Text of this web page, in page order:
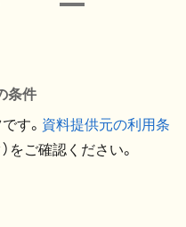
条件
す。 資料提供元の利用条
をご確認ください。